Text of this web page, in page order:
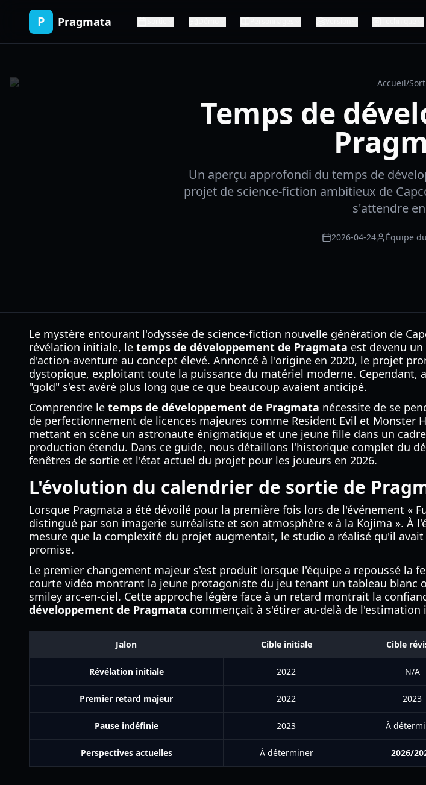
P Pragmata
Accueil/
Temps de
Un aperçu approfondi du temps de
projet de science-fiction ambitieux de
s'attendre
2026-04-24 Équipe
Le mystère entourant l'odyssée de science-fiction nouvelle génération de
révélation initiale, le temps de développement de Pragmata est devenu
d'action-aventure au concept élevé. Annoncé à l'origine en 2020, le projet
dystopique, exploitant toute la puissance du matériel moderne. Cependant,
"gold" s'est avéré plus long que ce que beaucoup avaient anticipé.
Comprendre le temps de développement de Pragmata nécessite de se
de perfectionnement de licences majeures comme Resident Evil et
mettant en scène un astronaute énigmatique et une jeune fille dans un
production étendu. Dans ce guide, nous détaillons l'historique complet du
fenêtres de sortie et l'état actuel du projet pour les joueurs en 2026.
L'évolution du calendrier de sortie de
Lorsque Pragmata a été dévoilé pour la première fois lors de l'événement «
distingué par son imagerie surréaliste et son atmosphère « à la Kojima ». À
mesure que la complexité du projet augmentait, le studio a réalisé qu'il
promise.
Le premier changement majeur s'est produit lorsque l'équipe a repoussé la
courte vidéo montrant la jeune protagoniste du jeu tenant un tableau blanc
smiley arc-en-ciel. Cette approche légère face à un retard montrait la
développement de Pragmata commençait à s'étirer au-delà de l'estimation
Jalon Cible initiale Cible
Révélation initiale 2022 N/A
Premier retard majeur 2022 2023
Pause indéfinie 2023 À
Perspectives actuelles À déterminer 2026/